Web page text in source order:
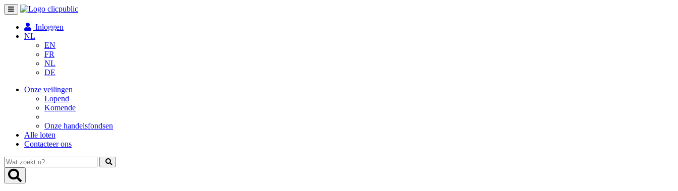
Toggle
navigation
Inloggen
NL
EN
FR
NL
DE
Onze veilingen
Lopend
Komende
Onze handelsfondsen
Alle loten
Contacteer ons
Wat
zoekt
u?